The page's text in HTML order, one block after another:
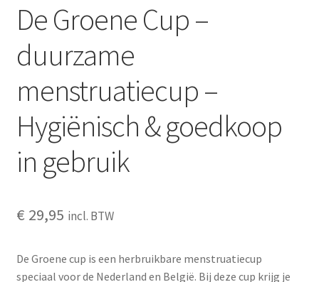
De Groene Cup –
duurzame
menstruatiecup –
Hygiënisch & goedkoop
in gebruik
€ 29,95 incl. BTW
De Groene cup is een herbruikbare menstruatiecup
speciaal voor de Nederland en België. Bij deze cup krijg je